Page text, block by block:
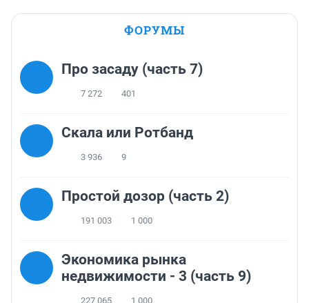
ФОРУМЫ
Про засаду (часть 7)
7 272 401
Скала или Ротбанд
3 936 9
Простой дозор (часть 2)
191 003 1 000
Экономика рынка
недвижимости - 3 (часть 9)
227 065 1 000